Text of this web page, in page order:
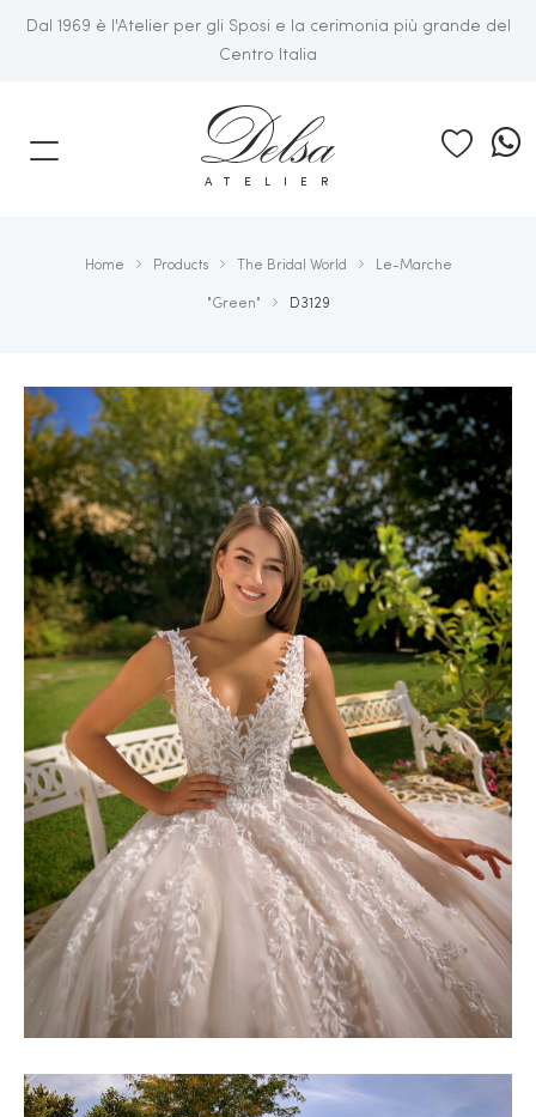
Dal 1969 è l'Atelier per gli Sposi e la cerimonia più grande del
Centro Italia
ATELIER
Home Products The Bridal World Le-Marche
"Green" D3129